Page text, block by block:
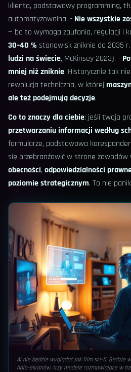
klienta, podstawowy programming,
automatyzowalna. - Nie wszystkie
— bo to wymaga zaufania, regulacji i
30–40 % stanowisk zniknie do 2035 r.
ludzi na świecie, McKinsey 2023). -
mniej niż zniknie. Historycznie tak
rewolucja techniczna, w której
ale też podejmują decyzje.
Co to znaczy dla ciebie: jeśli twoja
przetwarzaniu informacji według
formularze, podstawowa
się przebranżowić w stronę zawodów
obecności, odpowiedzialności
poziomie strategicznym. To nie
AI nie będzie wyglądać jak film sci-fi. Będzie
holo-ekranów, trzy modele rozmawiające w